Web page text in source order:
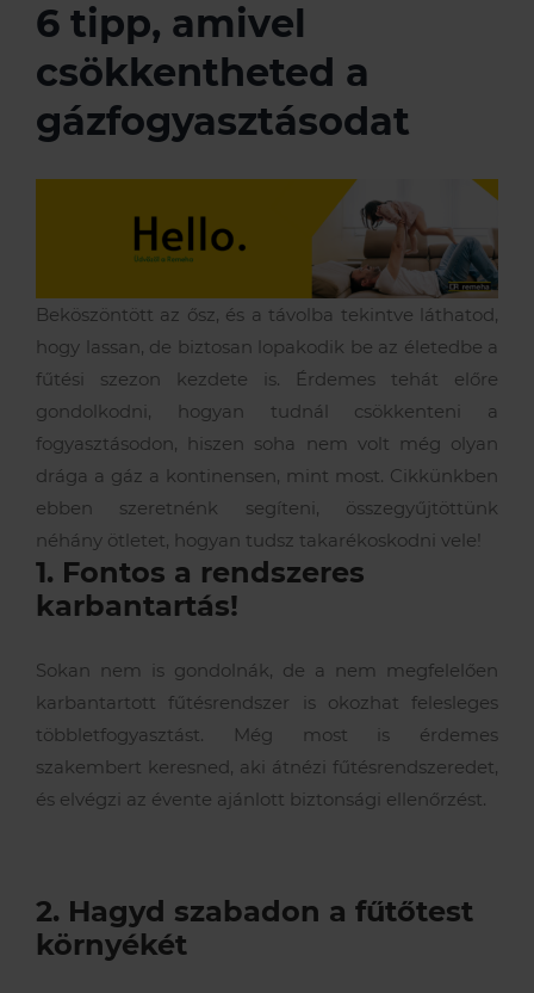
Akciók
Támogatások
Kapcsolatfelvételi űrlap
Műszaki, értékesítési tanácsadás
Szerviz szolgáltatások
Szolgáltatás megrendelés
A Remeha
Elérhetőségeink
Karrier
6 tipp, amivel
csökkentheted a
gázfogyasztásodat
Beköszöntött az ősz, és a távolba tekintve láthatod,
hogy lassan, de biztosan lopakodik be az életedbe a
fűtési szezon kezdete is. Érdemes tehát előre
gondolkodni, hogyan tudnál csökkenteni a
fogyasztásodon, hiszen soha nem volt még olyan
drága a gáz a kontinensen, mint most. Cikkünkben
ebben szeretnénk segíteni, összegyűjtöttünk
néhány ötletet, hogyan tudsz takarékoskodni vele!
1. Fontos a rendszeres
karbantartás!
Sokan nem is gondolnák, de a nem megfelelően
karbantartott fűtésrendszer is okozhat felesleges
többletfogyasztást. Még most is érdemes
szakembert keresned, aki átnézi fűtésrendszeredet,
és elvégzi az évente ajánlott biztonsági ellenőrzést.
2. Hagyd szabadon a fűtőtest
környékét